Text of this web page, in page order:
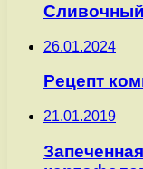
Сливочный
26.01.2024
Рецепт
21.01.2019